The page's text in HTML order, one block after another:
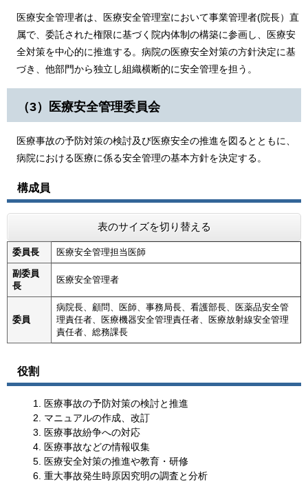
医療安全管理者は、医療安全管理室において事業管理者(院長）直
属で、委託された権限に基づく院内体制の構築に参画し、医療安
全対策を中心的に推進する。病院の医療安全対策の方針決定に基
づき、他部門から独立し組織横断的に安全管理を担う。
（3）医療安全管理委員会
医療事故の予防対策の検討及び医療安全の推進を図るとともに、
病院における医療に係る安全管理の基本方針を決定する。
構成員
表のサイズを切り替える
委員長 医療安全管理担当医師
副委員
長
医療安全管理者
委員
病院長、顧問、医師、事務局長、看護部長、医薬品安全管
理責任者、医療機器安全管理責任者、医療放射線安全管理
責任者、総務課長
役割
医療事故の予防対策の検討と推進
マニュアルの作成、改訂
医療事故紛争への対応
医療事故などの情報収集
医療安全対策の推進や教育・研修
重大事故発生時原因究明の調査と分析